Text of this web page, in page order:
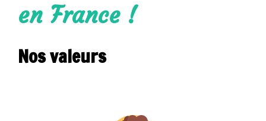
en France !
Nos valeurs